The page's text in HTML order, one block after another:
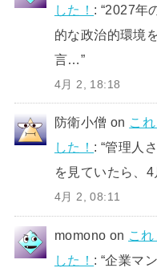
した！ : “2027年
的な政治的環境
言…”
4月 2, 18:18
防衛小僧 on こ
した！ : “管理人
を見ていたら、
4月 2, 08:11
momono on こ
した！ : “企業マ